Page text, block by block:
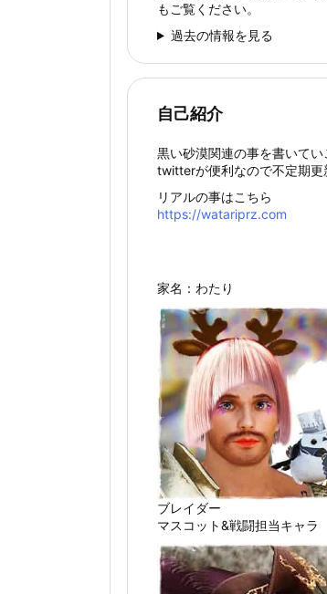
もご覧ください。
過去の情報を見る
自己紹介
黒い砂漠関連の事を書いてい
twitterが便利なので不定期更
リアルの事はこちら
https://watariprz.com
家名：わたり
ブレイダー
マスコット&戦闘担当キャラ